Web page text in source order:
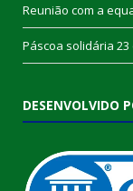
Reunião com a
Páscoa solidária 23
DESENVOLVIDO